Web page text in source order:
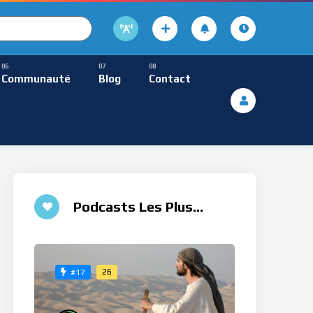
Lecture
Communauté Blog Contact
Méditative
Podcasts Les Plus
#17 26